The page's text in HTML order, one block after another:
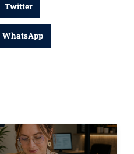
Twitter
WhatsApp